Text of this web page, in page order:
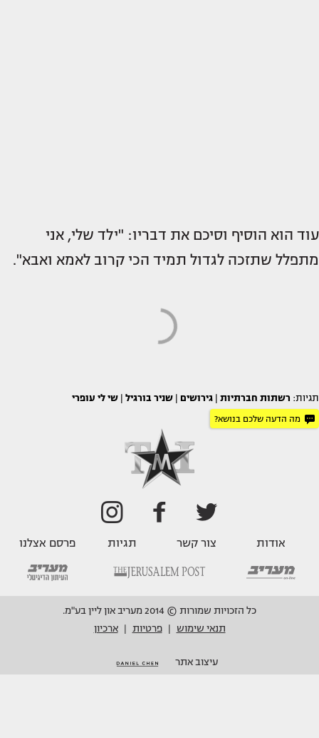
עוד הוא הוסיף וסיכם את דבריו: "ילד שלי, אני
מתפלל שתזכה לגדול תמיד הכי קרוב לאמא ואבא".
תגיות: רשתות חברתיות גירושים שניר בורגיל שי לי עופרי
מה הדעה שלכם בנושא?
אודות צור קשר תגיות פרסם אצלנו
כל הזכויות שמורות © 2014 מעריב און ליין בע"מ.
תנאי שימוש
פרטיות ארכיון
עיצוב אתר